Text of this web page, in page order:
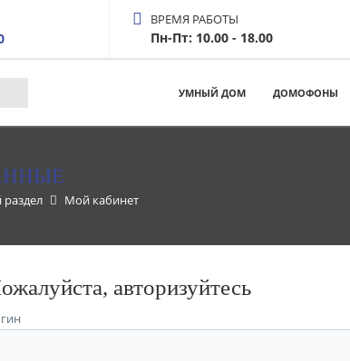
ВРЕМЯ РАБОТЫ
Пн-Пт: 10.00 - 18.00
УМНЫЙ ДОМ ДОМОФОНЫ
Мой кабинет
авторизуйтесь